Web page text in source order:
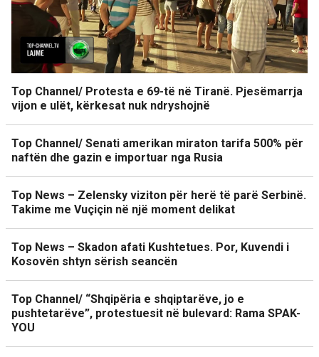
Top Channel/ Protesta e 69-të në Tiranë. Pjesëmarrja
vijon e ulët, kërkesat nuk ndryshojnë
Top Channel/ Senati amerikan miraton tarifa 500% për
naftën dhe gazin e importuar nga Rusia
Top News – Zelensky viziton për herë të parë Serbinë.
Takime me Vuçiçin në një moment delikat
Top News – Skadon afati Kushtetues. Por, Kuvendi i
Kosovën shtyn sërish seancën
Top Channel/ “Shqipëria e shqiptarëve, jo e
pushtetarëve”, protestuesit në bulevard: Rama SPAK-
YOU